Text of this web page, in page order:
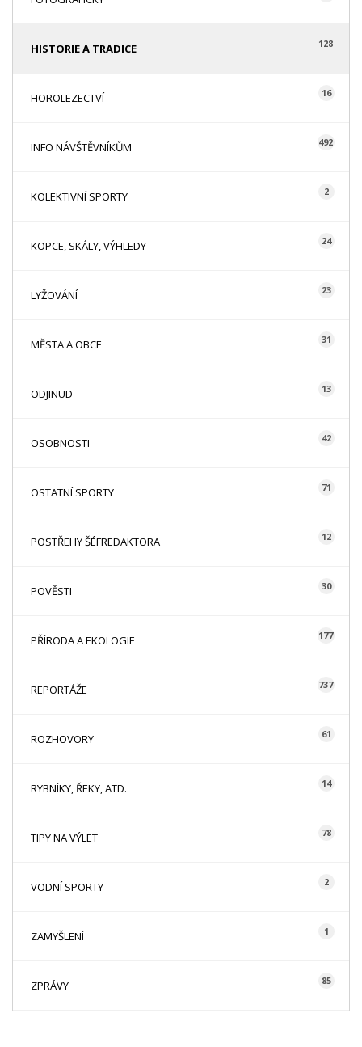
HISTORIE A TRADICE 128
HOROLEZECTVÍ 16
INFO NÁVŠTĚVNÍKŮM 492
KOLEKTIVNÍ SPORTY 2
KOPCE, SKÁLY, VÝHLEDY 24
LYŽOVÁNÍ 23
MĚSTA A OBCE 31
ODJINUD 13
OSOBNOSTI 42
OSTATNÍ SPORTY 71
POSTŘEHY ŠÉFREDAKTORA 12
POVĚSTI 30
PŘÍRODA A EKOLOGIE 177
REPORTÁŽE 737
ROZHOVORY 61
RYBNÍKY, ŘEKY, ATD. 14
TIPY NA VÝLET 78
VODNÍ SPORTY 2
ZAMYŠLENÍ 1
ZPRÁVY 85